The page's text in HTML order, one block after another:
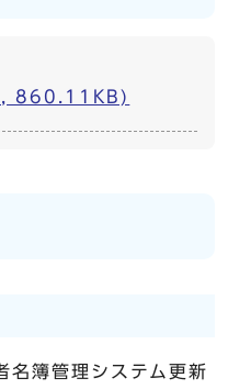
860.11KB)
名簿管理システム更新